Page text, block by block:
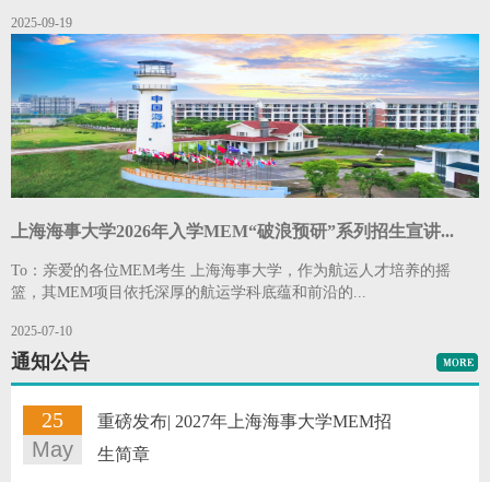
2025-09-19
上海海事大学2026年入学MEM“破浪预研”系列招生宣讲...
To：亲爱的各位MEM考生 上海海事大学，作为航运人才培养的摇
篮，其MEM项目依托深厚的航运学科底蕴和前沿的...
2025-07-10
通知公告
25
May
重磅发布| 2027年上海海事大学MEM招
生简章